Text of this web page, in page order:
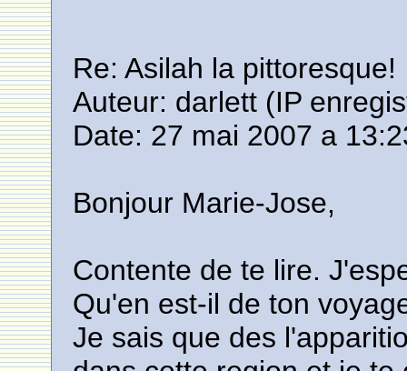
Re: Asilah la pittoresque!
Auteur: darlett (IP
Date: 27 mai 2007 a
Bonjour Marie-Jose,
Contente de te lire.
Qu'en est-il de ton
Je sais que des